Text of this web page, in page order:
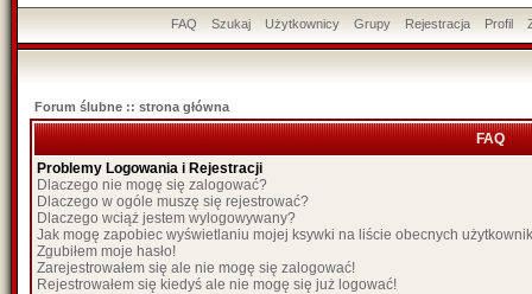
FAQ Szukaj Użytkownicy Grupy Rejestracja Profil
Forum ślubne :: strona główna
FAQ
Problemy Logowania i Rejestracji
Dlaczego nie mogę się zalogować?
Dlaczego w ogóle muszę się rejestrować?
Dlaczego wciąż jestem wylogowywany?
Jak mogę zapobiec wyświetlaniu mojej ksywki na liście obecnych
Zgubiłem moje hasło!
Zarejestrowałem się ale nie mogę się zalogować!
Rejestrowałem się kiedyś ale nie mogę się już logować!